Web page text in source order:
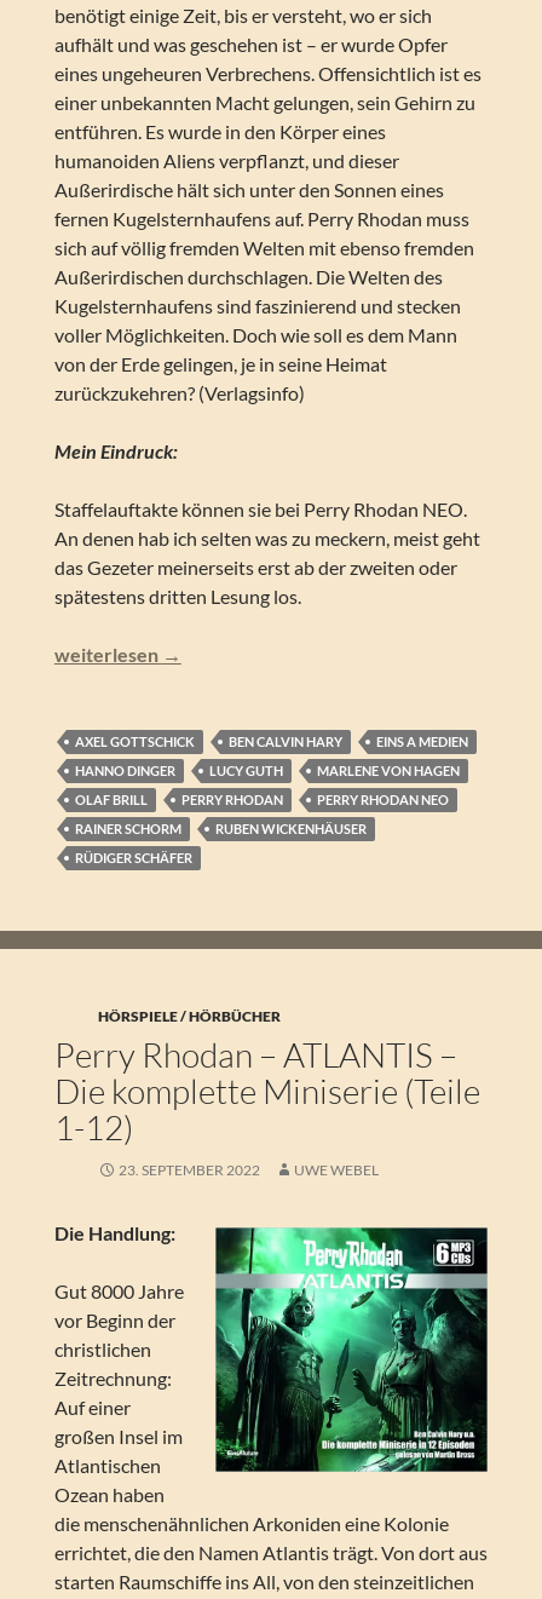
benötigt einige Zeit, bis er versteht, wo er sich
aufhält und was geschehen ist – er wurde Opfer
eines ungeheuren Verbrechens. Offensichtlich ist es
einer unbekannten Macht gelungen, sein Gehirn zu
entführen. Es wurde in den Körper eines
humanoiden Aliens verpflanzt, und dieser
Außerirdische hält sich unter den Sonnen eines
fernen Kugelsternhaufens auf. Perry Rhodan muss
sich auf völlig fremden Welten mit ebenso fremden
Außerirdischen durchschlagen. Die Welten des
Kugelsternhaufens sind faszinierend und stecken
voller Möglichkeiten. Doch wie soll es dem Mann
von der Erde gelingen, je in seine Heimat
zurückzukehren? (Verlagsinfo)
Mein Eindruck:
Staffelauftakte können sie bei Perry Rhodan NEO.
An denen hab ich selten was zu meckern, meist geht
das Gezeter meinerseits erst ab der zweiten oder
spätestens dritten Lesung los.
Perry Rhodan NEO – Odyssee (Folgen 280-289)
weiterlesen →
AXEL GOTTSCHICK BEN CALVIN HARY
EINS A MEDIEN
HANNO DINGER
LUCY GUTH
MARLENE VON HAGEN
OLAF BRILL
PERRY RHODAN
PERRY RHODAN NEO
RAINER SCHORM
RUBEN WICKENHÄUSER
RÜDIGER SCHÄFER
HÖRSPIELE / HÖRBÜCHER
Perry Rhodan – ATLANTIS –
Die komplette Miniserie (Teile
1-12)
23. SEPTEMBER 2022 UWE WEBEL
Die Handlung:
Gut 8000 Jahre
vor Beginn der
christlichen
Zeitrechnung:
Auf einer
großen Insel im
Atlantischen
Ozean haben
die menschenähnlichen Arkoniden eine Kolonie
errichtet, die den Namen Atlantis trägt. Von dort aus
starten Raumschiffe ins All, von den steinzeitlichen